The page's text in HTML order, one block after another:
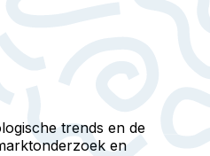
trends en de
en